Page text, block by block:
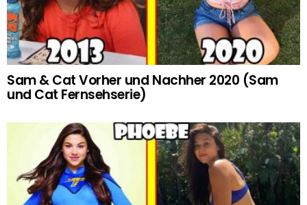
Sam & Cat Vorher und Nachher 2020 (Sam
und Cat Fernsehserie)